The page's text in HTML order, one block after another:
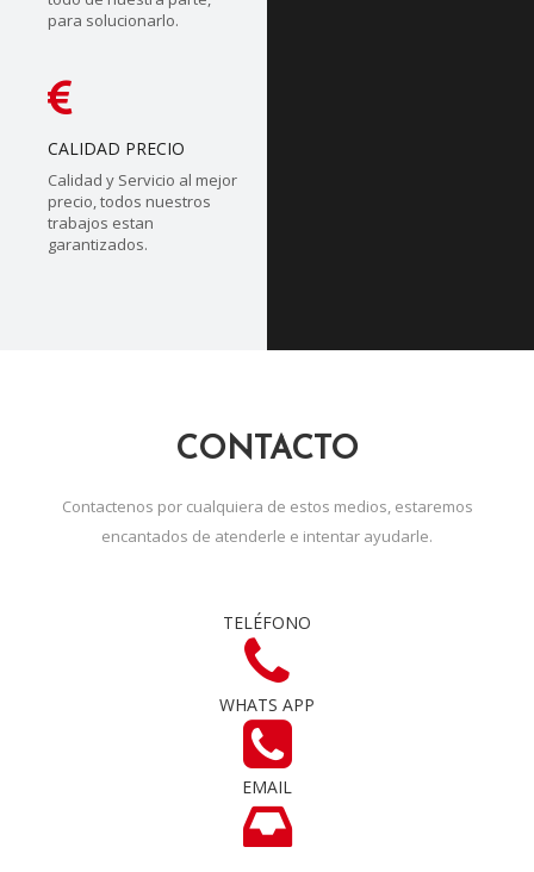
para solucionarlo.
CALIDAD PRECIO
Calidad y Servicio al mejor
precio, todos nuestros
trabajos estan
garantizados.
CONTACTO
Contactenos por cualquiera de estos medios, estaremos
encantados de atenderle e intentar ayudarle.
TELÉFONO
WHATS APP
EMAIL